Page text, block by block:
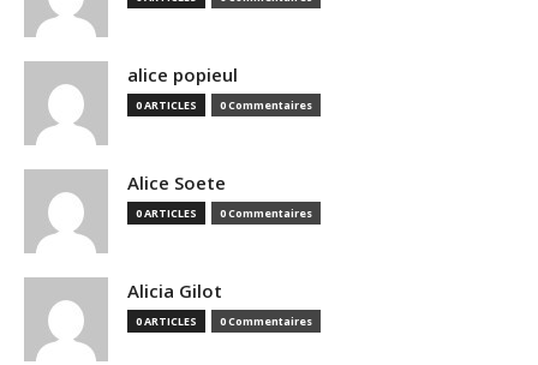
alice popieul
0 ARTICLES 0 Commentaires
Alice Soete
0 ARTICLES 0 Commentaires
Alicia Gilot
0 ARTICLES 0 Commentaires